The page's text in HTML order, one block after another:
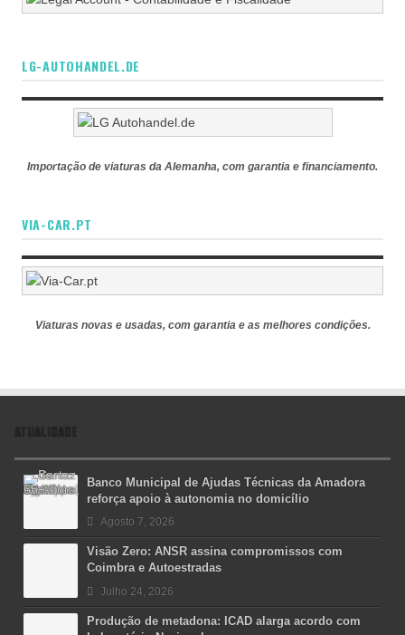
LG-AUTOHANDEL.DE
Importação de viaturas da Alemanha, com garantia e financiamento.
VIA-CAR.PT
Viaturas novas e usadas, com garantia e as melhores condições.
ATUALIDADE
Banco Municipal de Ajudas Técnicas da Amadora
reforça apoio à autonomia no domicílio
Agosto 7, 2026
Visão Zero: ANSR assina compromissos com
Coimbra e Autoestradas
Julho 24, 2026
Produção de metadona: ICAD alarga acordo com